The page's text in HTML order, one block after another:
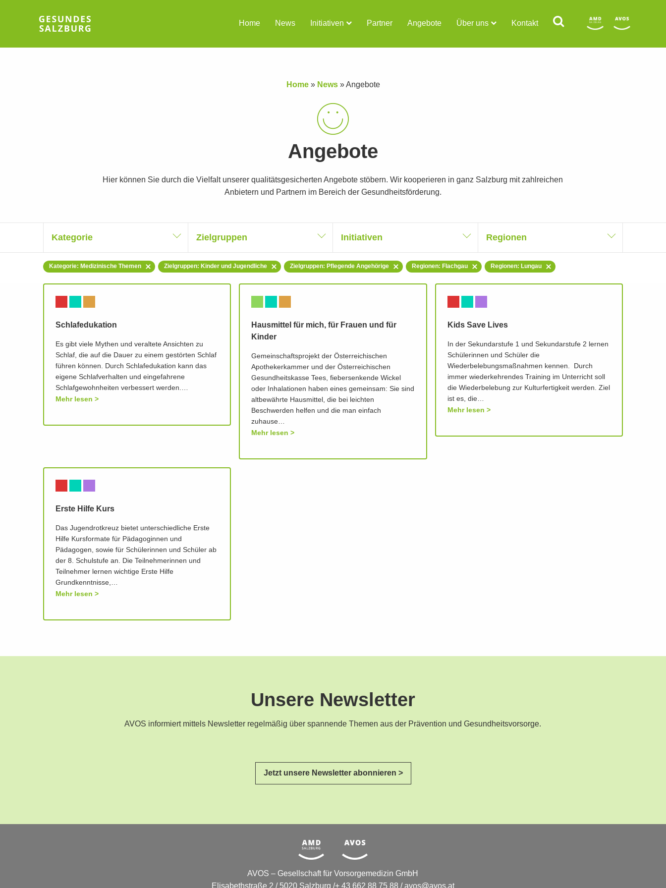
Home News Initiativen Partner Angebote Über uns Kontakt
Home» News»Angebote
Angebote
Hier können Sie durch die Vielfalt unserer qualitätsgesicherten Angebote stöbern. Wir kooperieren in ganz Salzburg mit zahlreichen
Anbietern und Partnern im Bereich der Gesundheitsförderung.
Kategorie Zielgruppen Initiativen Regionen
Kategorie: Medizinische Themen Zielgruppen: Kinder und Jugendliche Zielgruppen: Pflegende Angehörige Regionen: Flachgau Regionen: Lungau
Schlafedukation
Es gibt viele Mythen und veraltete Ansichten zu
Schlaf, die auf die Dauer zu einem gestörten Schlaf
führen können. Durch Schlafedukation kann das
eigene Schlafverhalten und eingefahrene
Schlafgewohnheiten verbessert werden.…
Mehr lesen
Hausmittel für mich, für Frauen und für
Kinder
Gemeinschaftsprojekt der Österreichischen
Apothekerkammer und der Österreichischen
Gesundheitskasse Tees, fiebersenkende Wickel
oder Inhalationen haben eines gemeinsam: Sie sind
altbewährte Hausmittel, die bei leichten
Beschwerden helfen und die man einfach
zuhause…
Mehr lesen
Kids Save Lives
In der Sekundarstufe 1 und Sekundarstufe 2 lernen
Schülerinnen und Schüler die
Wiederbelebungsmaßnahmen kennen. Durch
immer wiederkehrendes Training im Unterricht soll
die Wiederbelebung zur Kulturfertigkeit werden. Ziel
ist es, die…
Mehr lesen
Erste Hilfe Kurs
Das Jugendrotkreuz bietet unterschiedliche Erste
Hilfe Kursformate für Pädagoginnen und
Pädagogen, sowie für Schülerinnen und Schüler ab
der 8. Schulstufe an. Die Teilnehmerinnen und
Teilnehmer lernen wichtige Erste Hilfe
Grundkenntnisse,…
Mehr lesen
Unsere Newsletter
AVOS informiert mittels Newsletter regelmäßig über spannende Themen aus der Prävention und Gesundheitsvorsorge.
Jetzt unsere Newsletter abonnieren >
AVOS – Gesellschaft für Vorsorgemedizin GmbH